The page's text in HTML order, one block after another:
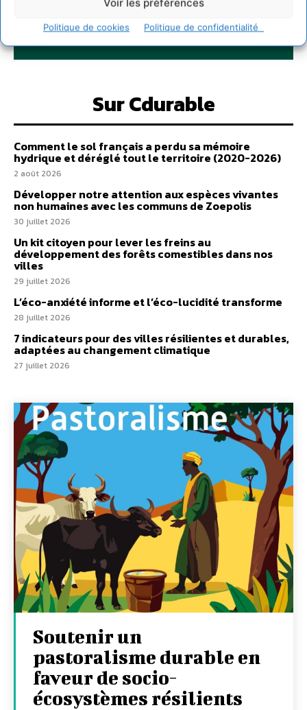
Politique de cookies Politique de confidentialité
Sur Cdurable
Comment le sol français a perdu sa mémoire
hydrique et déréglé tout le territoire (2020-2026)
2 août 2026
Développer notre attention aux espèces vivantes
non humaines avec les communs de Zoepolis
30 juillet 2026
Un kit citoyen pour lever les freins au
développement des forêts comestibles dans nos
villes
29 juillet 2026
L’éco-anxiété informe et l’éco-lucidité transforme
28 juillet 2026
7 indicateurs pour des villes résilientes et durables,
adaptées au changement climatique
27 juillet 2026
Soutenir un
pastoralisme durable en
faveur de socio-
écosystèmes résilients